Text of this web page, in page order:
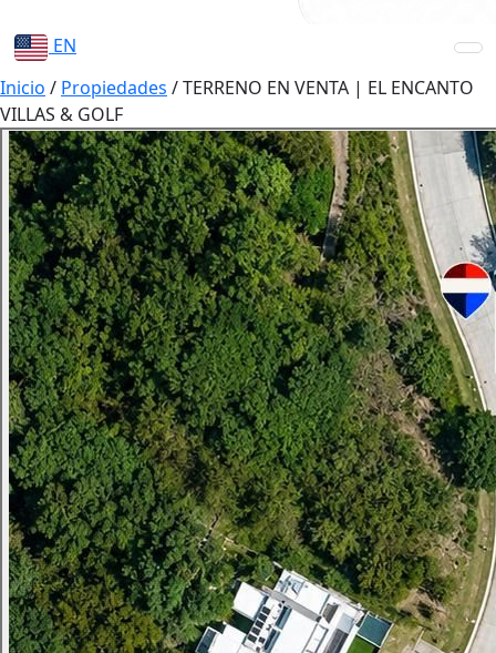
EN
Inicio / Propiedades /TERRENO EN VENTA | EL ENCANTO
VILLAS & GOLF